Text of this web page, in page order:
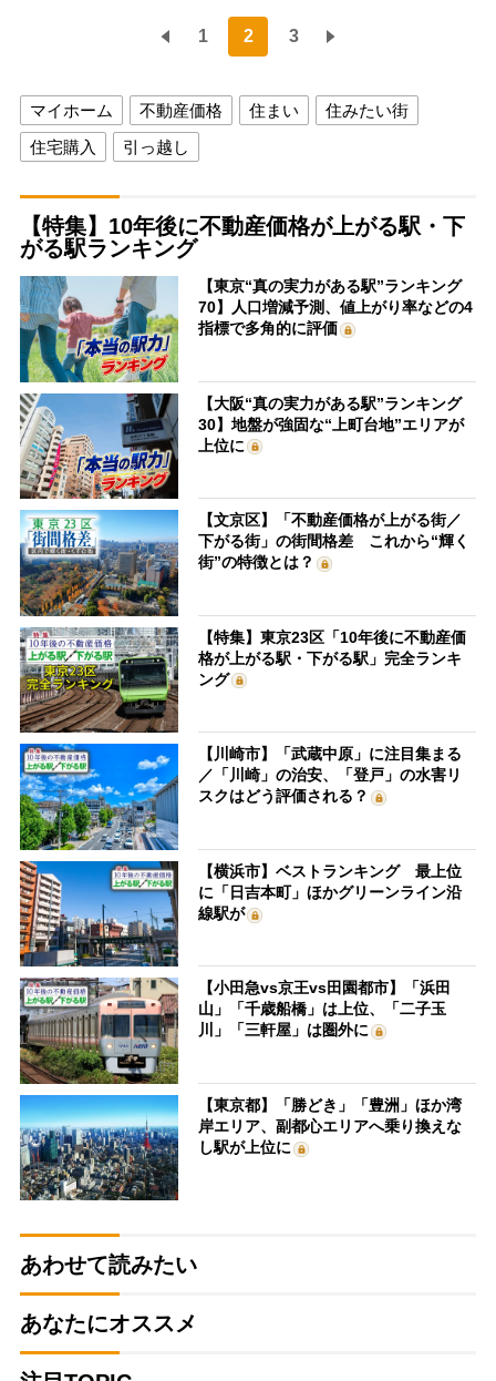
1 2 3
マイホーム 不動産価格 住まい
住みたい街
住宅購入
引っ越し
【特集】10年後に不動産価格が上がる駅・下
がる駅ランキング
【東京“真の実力がある駅”ランキング
70】人口増減予測、値上がり率などの4
指標で多角的に評価
【大阪“真の実力がある駅”ランキング
30】地盤が強固な“上町台地”エリアが
上位に
【文京区】「不動産価格が上がる街／
下がる街」の街間格差 これから“輝く
街”の特徴とは？
【特集】東京23区「10年後に不動産価
格が上がる駅・下がる駅」完全ランキ
ング
【川崎市】「武蔵中原」に注目集まる
／「川崎」の治安、「登戸」の水害リ
スクはどう評価される？
【横浜市】ベストランキング 最上位
に「日吉本町」ほかグリーンライン沿
線駅が
【小田急vs京王vs田園都市】「浜田
山」「千歳船橋」は上位、「二子玉
川」「三軒屋」は圏外に
【東京都】「勝どき」「豊洲」ほか湾
岸エリア、副都心エリアへ乗り換えな
し駅が上位に
あわせて読みたい
あなたにオススメ